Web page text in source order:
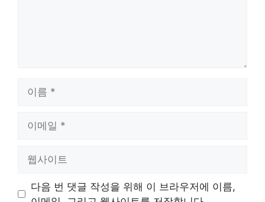
트
다음 번 댓글 작성을 위해 이 브라우저에 이름,